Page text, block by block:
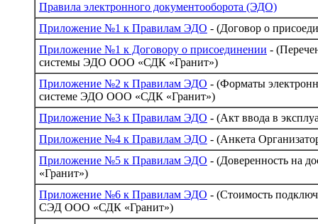
Правила электронного документооборота (ЭДО)
Приложение №1 к Правилам ЭДО - (Договор о
Приложение №1 к Договору о присоединении -
системы ЭДО ООО «СДК «Гранит»)
Приложение №2 к Правилам ЭДО - (Форматы
системе ЭДО ООО «СДК «Гранит»)
Приложение №3 к Правилам ЭДО - (Акт ввода в
Приложение №4 к Правилам ЭДО - (Анкета
Приложение №5 к Правилам ЭДО - (Доверенность на
«Гранит»)
Приложение №6 к Правилам ЭДО - (Стоимость
СЭД ООО «СДК «Гранит»)